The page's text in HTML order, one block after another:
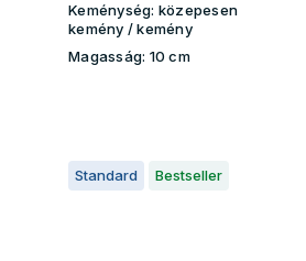
Keménység: közepesen
kemény / kemény
Magasság: 10 cm
Standard Bestseller